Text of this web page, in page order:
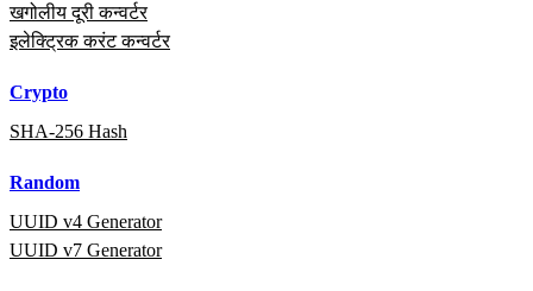
खगोलीय दूरी कन्वर्टर
इलेक्ट्रिक करंट कन्वर्टर
Crypto
SHA-256 Hash
Random
UUID v4 Generator
UUID v7 Generator